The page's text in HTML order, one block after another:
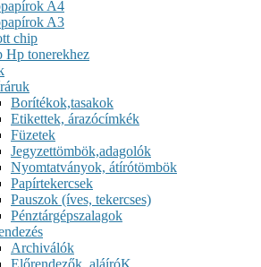
A4
A3
chip
Hp tonerekhez
Borítékok,tasakok
Etikettek, árazócímkék
Füzetek
Jegyzettömbök,adagolók
Nyomtatványok, átírótömbök
Papírtekercsek
Pauszok (íves, tekercses)
Pénztárgépszalagok
Archiválók
Előrendezők, aláíróK